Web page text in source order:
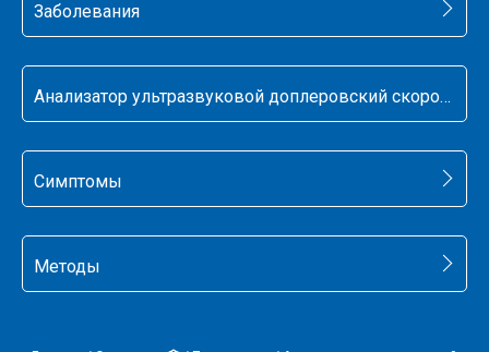
Заболевания
Анализатор ультразвуковой доплеровский скорости скорости кровотока компьютеризированный «Ангиодин»-УК
Симптомы
Методы